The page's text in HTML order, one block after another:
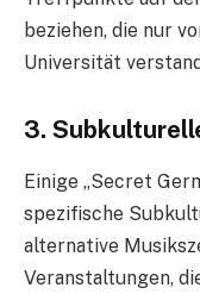
beziehen, die nur
Universität
3.
Einige „Secret
spezifische
alternative
Veranstaltungen,